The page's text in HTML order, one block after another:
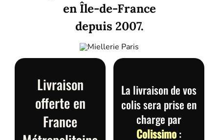
enÎle-de-France
depuis 2007.
Livraison
offerte en
France
La livraison de vos
colis sera prise en
charge par
Colissimo: